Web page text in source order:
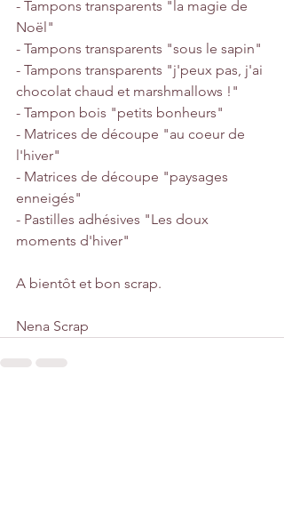
- Tampons transparents "la magie de
Noël"
- Tampons transparents "sous le sapin"
- Tampons transparents "j'peux pas, j'ai
chocolat chaud et marshmallows !"
- Tampon bois "petits bonheurs"
- Matrices de découpe "au coeur de
l'hiver"
- Matrices de découpe "paysages
enneigés"
- Pastilles adhésives "Les doux
moments d'hiver"
A bientôt et bon scrap.
Nena Scrap